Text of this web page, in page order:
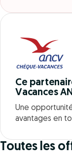
Ce
Vacances
Une
avantages en
Toutes les